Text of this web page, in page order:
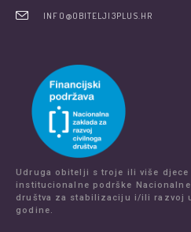
INFO@OBITELJI3PLUS.HR
Udruga obitelji s troje ili više
institucionalne podrške
društva za stabilizaciju i/ili razvoj
godine.